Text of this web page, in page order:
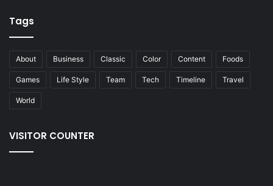
Tags
About Business Classic Color Content Foods
Games Life Style Team Tech Timeline Travel
World
VISITOR COUNTER